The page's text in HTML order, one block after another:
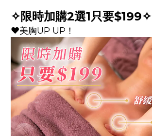
✧限時加購2選1只要$199✧
❤️美胸UP UP！